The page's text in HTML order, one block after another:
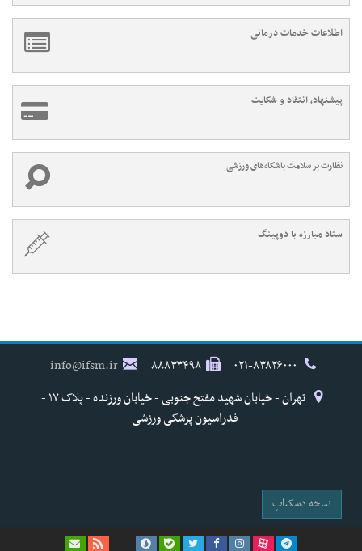
اطلاعات خدمات درمانی
پیشنهاد، انتقاد و شکایت
نظارت بر سلامت باشگاه‌های ورزشی
ستاد مبارزه با دوپینگ
۸۸۸۳۳۴۹۸
info@ifsm.ir
تهران - خیابان شهید مفتح جنوبی - خیابان ورزنده - پلاک ۱۷ -
فدراسیون پزشکی ورزشی
نسخه دسکتاپ